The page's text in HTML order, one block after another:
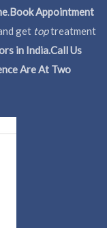
.Book Appointment
get toptreatment
in India.Call Us
Are At Two